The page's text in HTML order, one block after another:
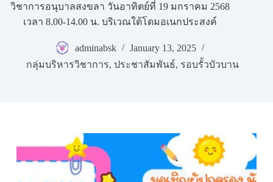
วิชาการอนุบาลสงขลา วันอาทิตย์ที่ 19 มกราคม 2568
เวลา 8.00-14.00 น. บริเวณใต้โดมอเนกประสงค์
adminabsk
January 13, 2025
กลุ่มบริหารวิชาการ, ประชาสัมพันธ์, รอบรั้วบัวบาน